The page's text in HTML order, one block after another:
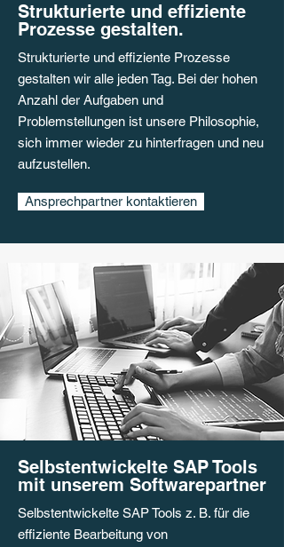
Strukturierte und effiziente
Prozesse gestalten.
Strukturierte und effiziente Prozesse
gestalten wir alle jeden Tag. Bei der hohen
Anzahl der Aufgaben und
Problemstellungen ist unsere Philosophie,
sich immer wieder zu hinterfragen und neu
aufzustellen.
Ansprechpartner kontaktieren
Selbstentwickelte SAP Tools
mit unserem Softwarepartner
Selbstentwickelte SAP Tools z. B. für die
effiziente Bearbeitung von